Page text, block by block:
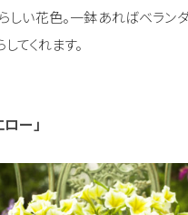
しい花色。一鉢あればベラン
てくれます。
ー」